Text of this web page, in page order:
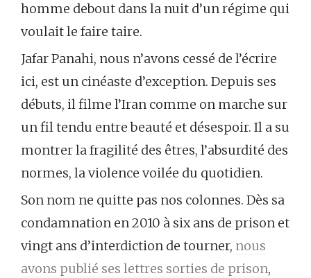
homme debout dans la nuit d’un régime qui
voulait le faire taire.
Jafar Panahi, nous n’avons cessé de l’écrire
ici, est un cinéaste d’exception. Depuis ses
débuts, il filme l’Iran comme on marche sur
un fil tendu entre beauté et désespoir. Il a su
montrer la fragilité des êtres, l’absurdité des
normes, la violence voilée du quotidien.
Son nom ne quitte pas nos colonnes. Dès sa
condamnation en 2010 à six ans de prison et
vingt ans d’interdiction de tourner, nous
avons publié ses lettres sorties de prison,